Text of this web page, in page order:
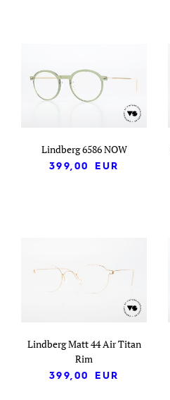
Lindberg 6586 NOW
399,00
EUR
Lindberg Matt 44 Air Titan
Rim
399,00
EUR